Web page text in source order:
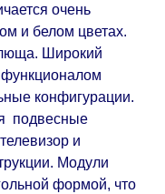
очень
и белом цветах.
Широкий
конфигурации.
подвесные
и
Модули
формой, что